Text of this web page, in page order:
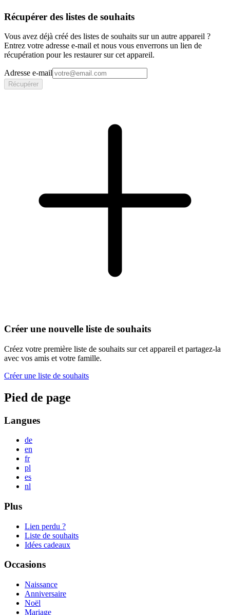
Récupérer des listes de souhaits
Vous avez déjà créé des listes de souhaits sur un autre appareil ?
Entrez votre adresse e-mail et nous vous enverrons un lien de
récupération pour les restaurer sur cet appareil.
Adresse e-mail
Récupérer
Créer une nouvelle liste de souhaits
Créez votre première liste de souhaits sur cet appareil et partagez-la
avec vos amis et votre famille.
Créer une liste de souhaits
Pied de page
Langues
de
en
fr
pl
es
nl
Plus
Lien perdu ?
Liste de souhaits
Idées cadeaux
Occasions
Naissance
Anniversaire
Noël
Mariage